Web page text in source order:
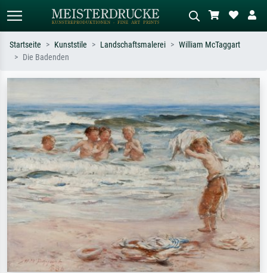
Sternennacht, Impressionismus, Welle
Hokusai, Akt.
Ölgemälde, Stehender Akt neben einem
Baum.
Startseite Kunststile Landschaftsmalerei
William McTaggart
Die Badenden